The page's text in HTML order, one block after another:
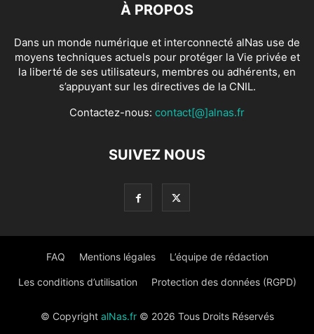
À PROPOS
Dans un monde numérique et interconnecté alNas use de
moyens techniques actuels pour protéger la Vie privée et
la liberté de ses utilisateurs, membres ou adhérents, en
s’appuyant sur les directives de la CNIL.
Contactez-nous: contact[@]alnas.fr
SUIVEZ NOUS
FAQ Mentions légales L’équipe de rédaction
Les conditions d’utilisation Protection des données (RGPD)
© Copyright alNas.fr© 2026 Tous Droits Réservés